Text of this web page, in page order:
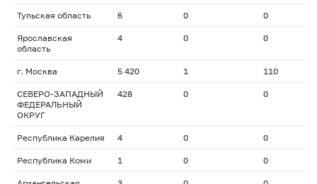
Тульская область 6 0 0
Ярославская
область
4 0 0
г. Москва 5 420 1 110
СЕВЕРО-ЗАПАДНЫЙ
ФЕДЕРАЛЬНЫЙ
ОКРУГ
428 0 0
Республика Карелия 4 0 0
Республика Коми 1 0 0